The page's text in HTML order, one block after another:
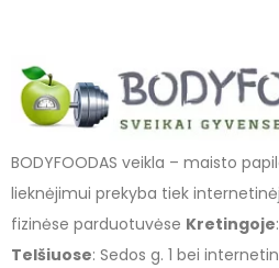
BODYFOODAS veikla – maisto
lieknėjimui prekyba tiek
fizinėse parduotuvėse Kretingoje
Telšiuose: Sedos g. 1 bei